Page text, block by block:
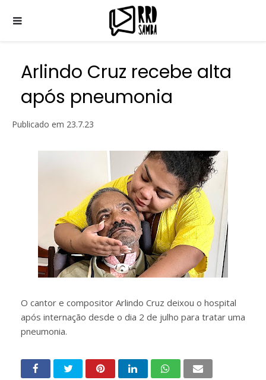
Arlindo Cruz recebe alta
após pneumonia
Publicado em 23.7.23
O cantor e compositor Arlindo Cruz deixou o hospital
após internação desde o dia 2 de julho para tratar uma
pneumonia.